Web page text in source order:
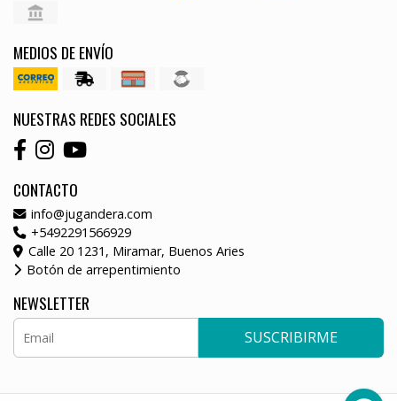
MEDIOS DE ENVÍO
NUESTRAS REDES SOCIALES
CONTACTO
info@jugandera.com
+5492291566929
Calle 20 1231, Miramar, Buenos Aries
Botón de arrepentimiento
NEWSLETTER
SUSCRIBIRME